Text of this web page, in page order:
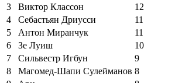
3
Виктор Классон
12
4
Себастьян Дриусси
11
5
Антон Миранчук
11
6
Зе Луиш
10
7
Сильвестр Игбун
9
8
Магомед-Шапи Сулейманов 8